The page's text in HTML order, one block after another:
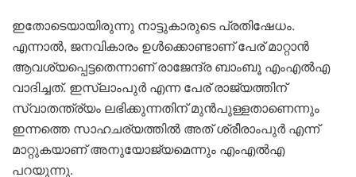
ഇതോടെയായിരുന്നു നാട്ടുകാരുടെ പ്രതിഷേധം.
എന്നാല്‍, ജനവികാരം ഉള്‍ക്കൊണ്ടാണ് പേര് മാറ്റാന്‍
ആവശ്യപ്പെട്ടതെന്നാണ് രാജേന്ദ്ര ബാംബൂ എംഎല്‍എ
വാദിച്ചത്. ഇസ്‌ലാംപുര്‍ എന്ന പേര് രാജ്യത്തിന്
സ്വാതന്ത്ര്യം ലഭിക്കുന്നതിന് മുന്‍പുള്ളതാണെന്നും
ഇന്നത്തെ സാഹചര്യത്തില്‍ അത് ശ്രീരാംപുര്‍ എന്ന്
മാറ്റുകയാണ് അനുയോജ്യമെന്നും എംഎല്‍എ
പറയുന്നു.